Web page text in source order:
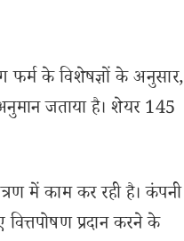
के विशेषज्ञों के अनुसार,
जताया है। शेयर 145
में काम कर रही है। कंपनी
प्रदान करने के